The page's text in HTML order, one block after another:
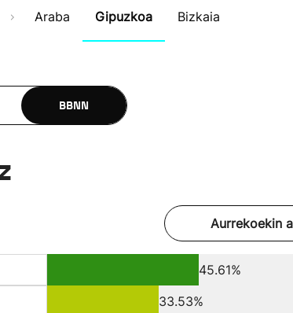
Araba Gipuzkoa Bizkaia
BBNN
Aurrekoekin
45.61%
33.53%